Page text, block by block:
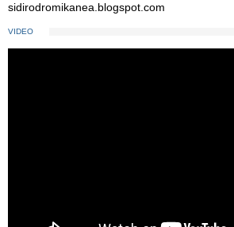
sidirodromikanea.blogspot.com
VIDEO